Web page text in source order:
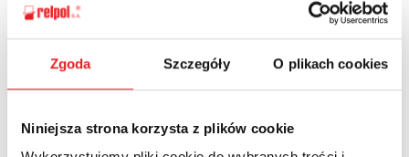
Zgoda Szczegóły O plikach cookies
Niniejsza strona korzysta z plików cookie
POWRÓT